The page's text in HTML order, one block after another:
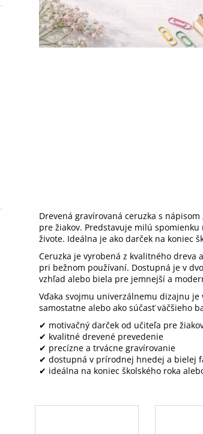
Drevená gravírovaná ceruzka s
pre žiakov. Predstavuje milú
živote. Ideálna je ako darček na koniec
Ceruzka je vyrobená z kvalitného dreva
pri bežnom používaní. Dostupná je v
vzhľad alebo biela pre jemnejší a
Vďaka svojmu univerzálnemu dizajnu je
samostatne alebo ako súčasť väčšieho
✔ motivačný darček od učiteľa pre
✔ kvalitné drevené prevedenie
✔ precízne a trvácne gravírovanie
✔ dostupná v prírodnej hnedej a bielej
✔ ideálna na koniec školského roka
POHÁR NA BIELE VÍNO - CELEBRATION
360 ML S VLASTNÝM GRAVÍROVANÍM
€9,90